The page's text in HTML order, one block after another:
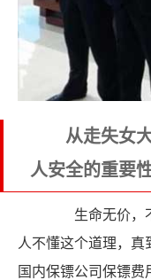
从走失女大
人安全的重要
生命无价，不
人不懂这个道理，真
国内保镖公司保镖